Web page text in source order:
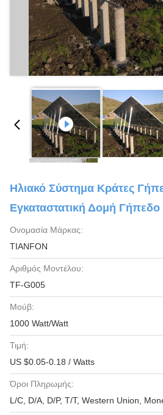
Ηλιακό Σύστημα Κράτες
Εγκαταστατική Δομή
Ονομασία Μάρκας:
TIANFON
Αριθμός Μοντέλου:
TF-G005
Μούβ:
1000 Watt/Watt
Τιμή:
US $0.05-0.18 / Watts
Όροι Πληρωμής:
L/C, D/A, D/P, T/T, Western Union,